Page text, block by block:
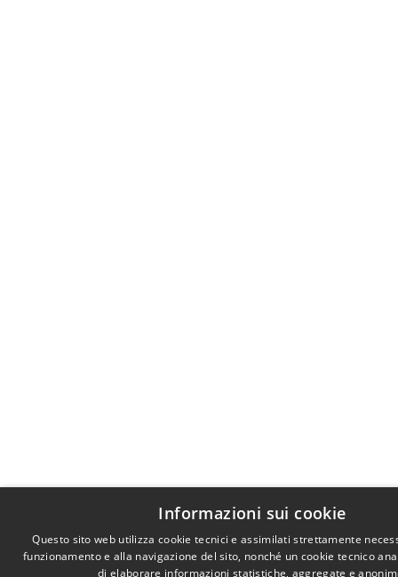
Informazioni sui cookie
Questo sito web utilizza cookie tecnici e assimilati strettamente
funzionamento e alla navigazione del sito, nonché un cookie tecnico
di elaborare informazioni statistiche, aggregate e